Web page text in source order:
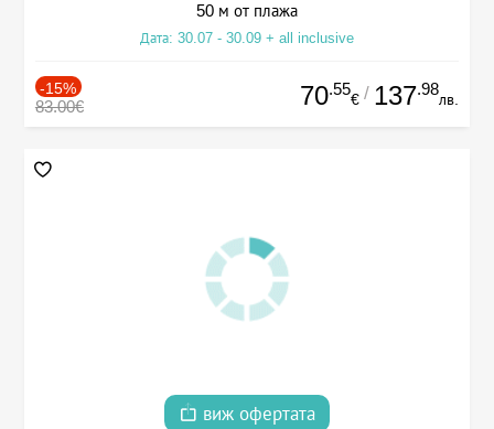
50 м от плажа
Дата: 30.07 - 30.09 + all inclusive
-15%
83.00€ 70.55
€ / 137.98
лв.
виж офертата